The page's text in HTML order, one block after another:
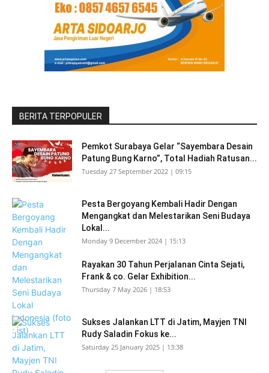
BERITA TERPOPULER
Pemkot Surabaya Gelar “Sayembara Desain
Patung Bung Karno”, Total Hadiah Ratusan...
Tuesday 27 September 2022 | 09:15
Pesta Bergoyang Kembali Hadir Dengan
Mengangkat dan Melestarikan Seni Budaya
Lokal...
Monday 9 December 2024 | 15:13
Rayakan 30 Tahun Perjalanan Cinta Sejati,
Frank & co. Gelar Exhibition...
Thursday 7 May 2026 | 18:53
Sukses Jalankan LTT di Jatim, Mayjen TNI
Rudy Saladin Fokus ke...
Saturday 25 January 2025 | 13:38